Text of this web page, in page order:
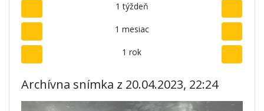
1 týždeň
1 mesiac
1 rok
Archívna snímka z 20.04.2023, 22:24